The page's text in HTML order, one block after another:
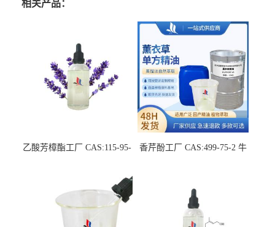
相关产品：
乙酸芳樟酯工厂 CAS:115-95-
香芹酚工厂 CAS:499-75-2 牛